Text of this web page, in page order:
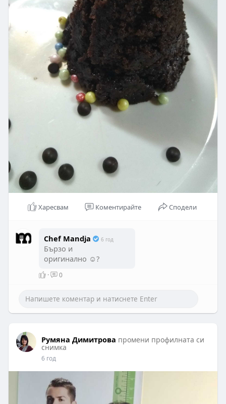
Харесвам Коментирайте Сподели
Chef Mandja 6 год
Бързо и
оригинално ☺️?
· 0
Румяна Димитрова промени профилната си
снимка
6 год